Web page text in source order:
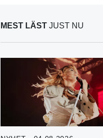
MEST LÄST JUST NU